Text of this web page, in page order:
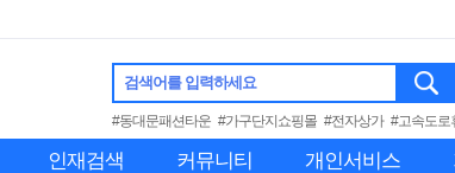
검색어를 입력하세요
#동대문패션타운 #가구단지쇼핑몰 #전자상가 #고속도로
인재검색 커뮤니티 개인서비스